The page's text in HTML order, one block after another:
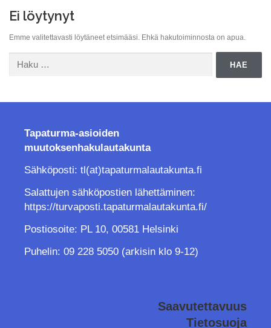
Ei löytynyt
Emme valitettavasti löytäneet etsimääsi. Ehkä hakutoiminnosta on apua.
Tapaturma-asioiden
muutoksenhakulautakunta
Sähköposti: tl(at)tapaturmalautakunta.fi
Salattujen sähköpostien lähettäminen:
https://turvaposti.tapaturmalautakunta.fi/
Postiosoite: PL 10, 00581 Helsinki
Puhelin: 09 228 5050 (arkisin klo 9-12)
Saavutettavuus
Tietosuoja